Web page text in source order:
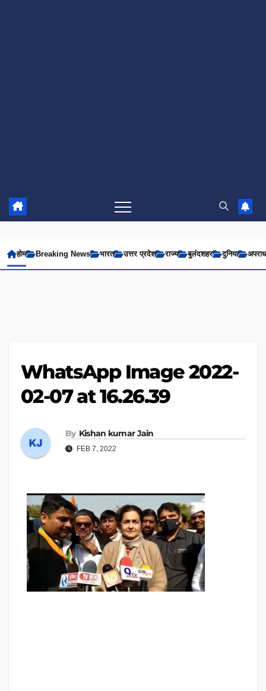
होम Breaking News भारत उत्तर प्रदेश राज्य बुलंदशहर दुनिया अपराध
WhatsApp Image 2022-
02-07 at 16.26.39
By Kishan kumar Jain
FEB 7, 2022